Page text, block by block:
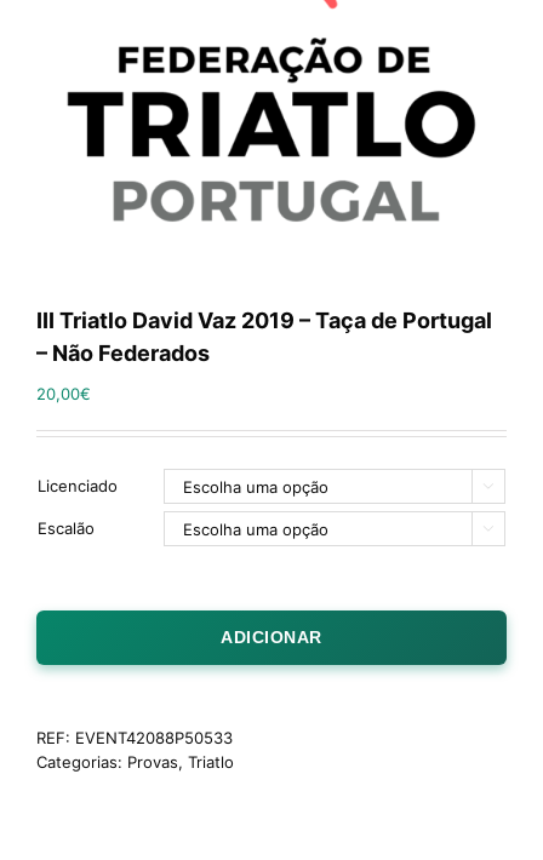
III Triatlo David Vaz 2019 – Taça de Portugal
– Não Federados
20,00€
Licenciado 
Escalão 
ADICIONAR
REF: EVENT42088P50533
Categorias: Provas, Triatlo